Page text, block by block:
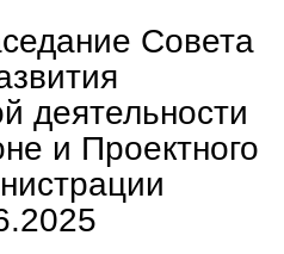
Совета
деятельности
и Проектного